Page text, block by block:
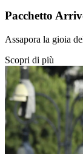
Pacchetto
Assapora la gioia
Scopri di più